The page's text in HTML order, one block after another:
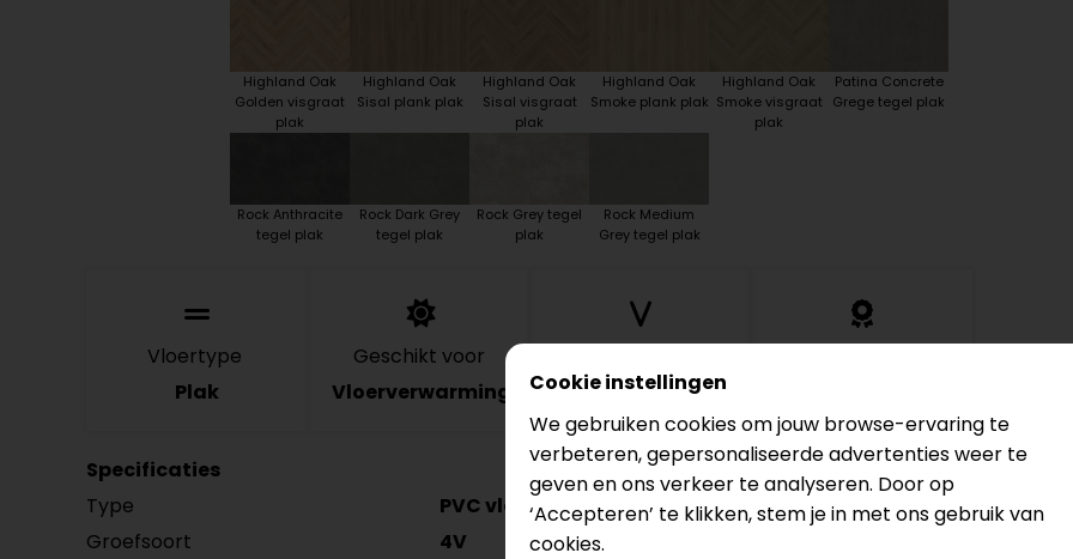
Highland Oak
Golden visgraat
plak
Highland Oak
Sisal plank plak
Highland Oak
Sisal visgraat
plak
Highland Oak
Smoke plank plak
Highland Oak
Smoke visgraat
plak
Patina Concrete
Grege tegel plak
Rock Anthracite
tegel plak
Rock Dark Grey
tegel plak
Rock Grey tegel
plak
Rock Medium
Grey tegel plak
Vloertype
Plak
Geschikt voor
Vloerverwarming
4V
Specificaties
Type
PVC vloer Model
Groefsoort
4V
Cookie instellingen
We gebruiken cookies om jouw browse-ervaring te
verbeteren, gepersonaliseerde advertenties weer te
geven en ons verkeer te analyseren. Door op
‘Accepteren’ te klikken, stem je in met ons gebruik van
cookies.